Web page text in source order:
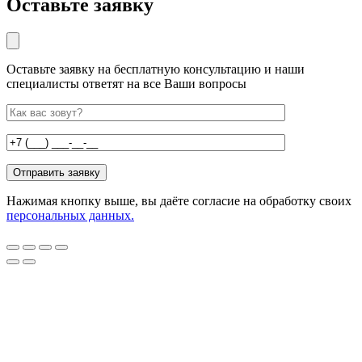
Оставьте заявку
Оставьте заявку на бесплатную консультацию и наши
специалисты ответят на все Ваши вопросы
Нажимая кнопку выше, вы даёте согласие на обработку своих
персональных данных.